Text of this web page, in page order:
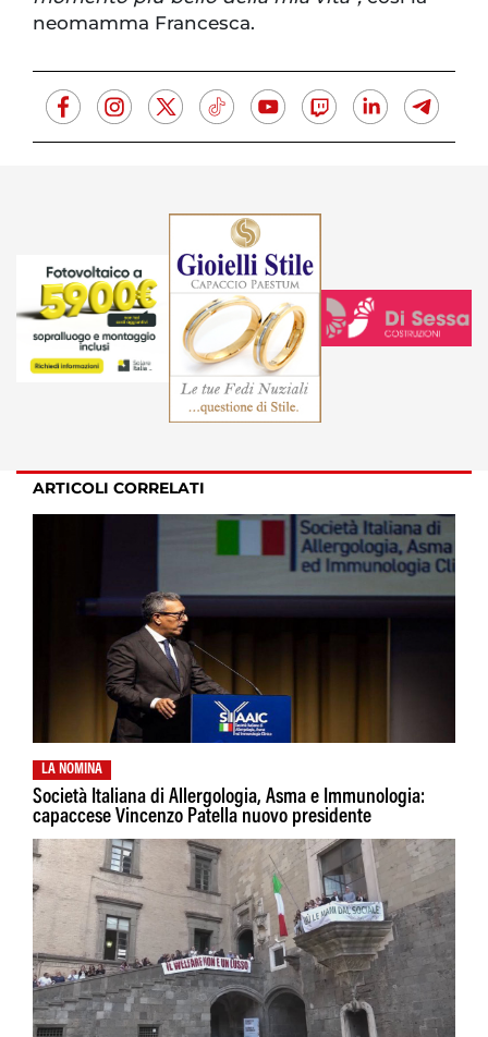
neomamma Francesca.
ARTICOLI CORRELATI
LA NOMINA
Società Italiana di Allergologia, Asma e Immunologia:
capaccese Vincenzo Patella nuovo presidente